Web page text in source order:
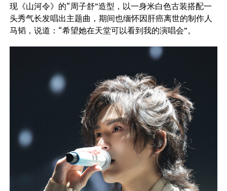
现《山河令》的“周子舒”造型，以一身米白色古装搭配一
头秀气长发唱出主题曲，期间也缅怀因肝癌离世的制作人
马韬，说道：“希望她在天堂可以看到我的演唱会”。